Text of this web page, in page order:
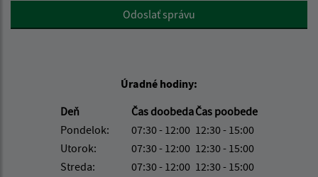
Google reCaptcha ResponseOdoslať správu
Úradné hodiny:
Deň
Čas doobedaČas poobede
Pondelok:
07:30 - 12:00 12:30 - 15:00
Utorok:
07:30 - 12:00 12:30 - 15:00
Streda:
07:30 - 12:00 12:30 - 15:00